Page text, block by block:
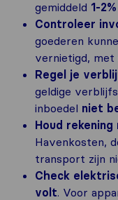
gemiddeld 1-
Controleer
goederen
vernietigd,
Regel je
geldige
inboedel niet
Houd
Havenkosten,
transport zijn
Check
volt. Voor